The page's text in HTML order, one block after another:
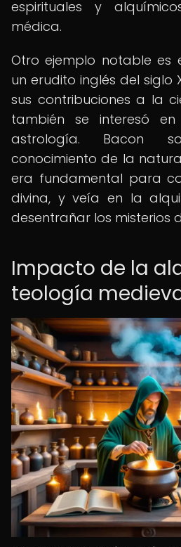
espirituales y
médica.
Otro ejemplo notable es
un erudito inglés del siglo
sus contribuciones a la
también se interesó
astrología. Bacon
conocimiento de la
era fundamental para
divina, y veía en la
desentrañar los misterios
Impacto de la
teología